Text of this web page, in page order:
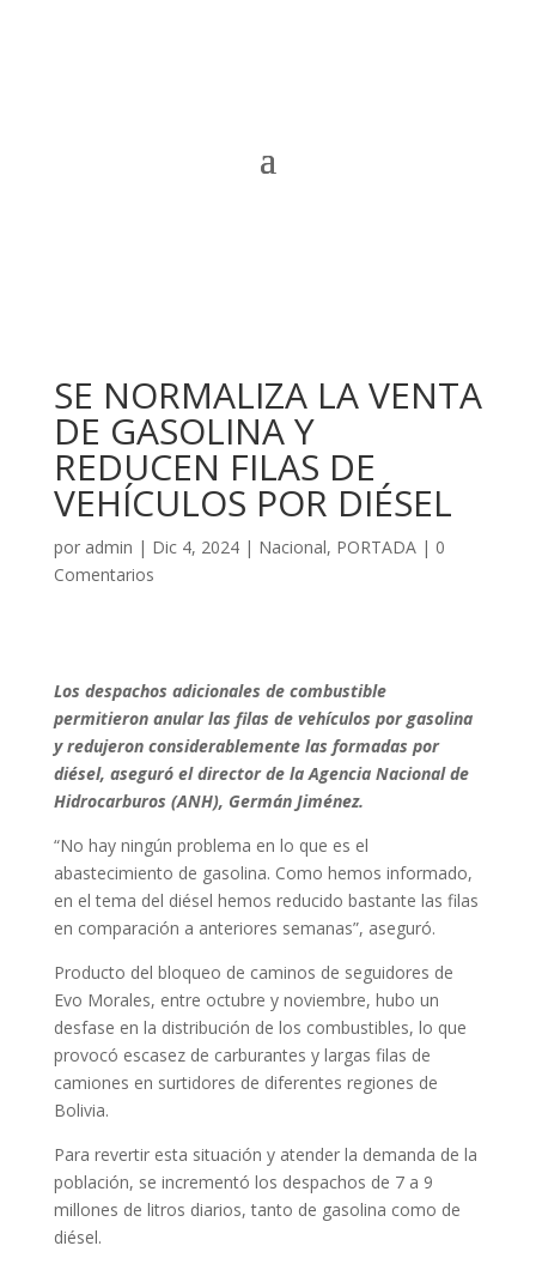
SE NORMALIZA LA VENTA
DE GASOLINA Y
REDUCEN FILAS DE
VEHÍCULOS POR DIÉSEL
por admin | Dic 4, 2024| Nacional, PORTADA| 0
Comentarios
Los despachos adicionales de combustible
permitieron anular las filas de vehículos por gasolina
y redujeron considerablemente las formadas por
diésel, aseguró el director de la Agencia Nacional de
Hidrocarburos (ANH), Germán Jiménez.
“No hay ningún problema en lo que es el
abastecimiento de gasolina. Como hemos informado,
en el tema del diésel hemos reducido bastante las filas
en comparación a anteriores semanas”, aseguró.
Producto del bloqueo de caminos de seguidores de
Evo Morales, entre octubre y noviembre, hubo un
desfase en la distribución de los combustibles, lo que
provocó escasez de carburantes y largas filas de
camiones en surtidores de diferentes regiones de
Bolivia.
Para revertir esta situación y atender la demanda de la
población, se incrementó los despachos de 7 a 9
millones de litros diarios, tanto de gasolina como de
diésel.